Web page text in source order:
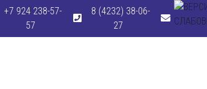
+7 924 238-57-
57
8 (4232) 38-06-
27